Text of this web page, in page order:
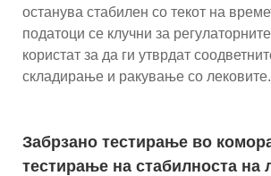
останува стабилен со текот на
податоци се клучни за
користат за да ги утврдат
складирање и ракување со лековите.
Забрзано тестирање во
тестирање на стабилноста на